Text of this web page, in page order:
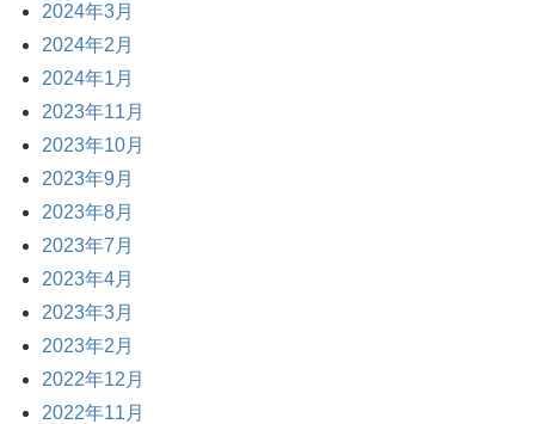
2024年3月
2024年2月
2024年1月
2023年11月
2023年10月
2023年9月
2023年8月
2023年7月
2023年4月
2023年3月
2023年2月
2022年12月
2022年11月